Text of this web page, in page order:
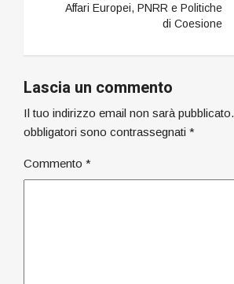
Affari Europei, PNRR e Politiche
di Coesione
Lascia un commento
Il tuo indirizzo email non sarà pubblicato.
obbligatori sono contrassegnati *
Commento *